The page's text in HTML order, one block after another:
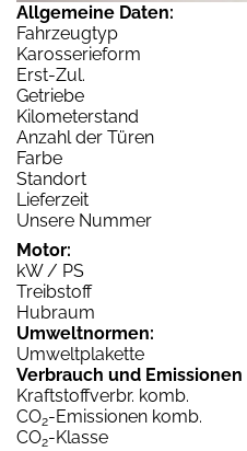
Allgemeine Daten:
Fahrzeugtyp
Karosserieform
Erst-Zul.
Getriebe
Kilometerstand
Anzahl der Türen
Farbe
Standort
Lieferzeit
Unsere Nummer
Motor:
kW / PS
Treibstoff
Hubraum
Umweltnormen:
Umweltplakette
Verbrauch und Emissionen
Kraftstoffverbr. komb.
CO2-Emissionen komb.
CO2-Klasse